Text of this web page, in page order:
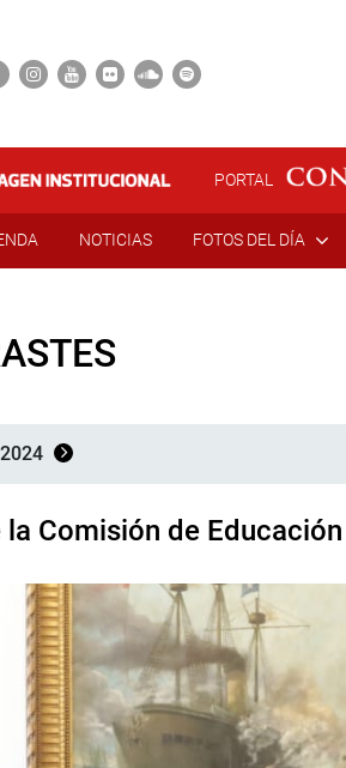
PORTAL
NOTICIAS FOTOS DEL DÍA
la Comisión de Educación